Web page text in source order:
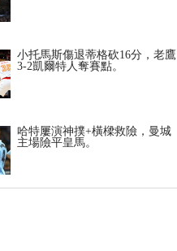
小托馬斯傷退蒂格砍16分，老鷹
3-2凱爾特人奪賽點。
哈特屢演神撲+橫樑救險，曼城
主場險平皇馬。